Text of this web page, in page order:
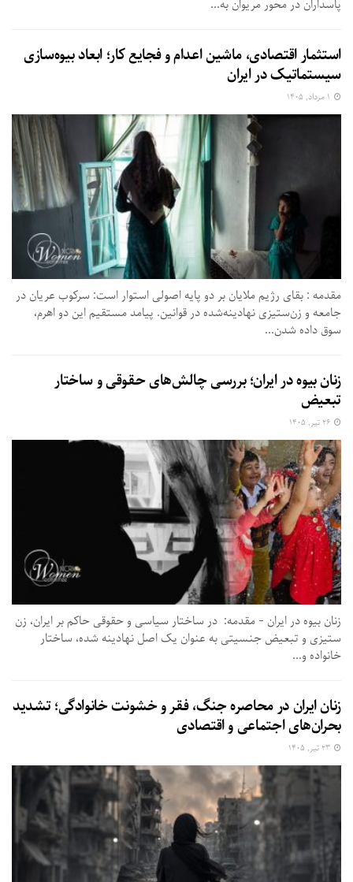
پاسداران در محور مریوان به...
استثمار اقتصادی، ماشین اعدام و فجایع کار؛ ابعاد بیوه‌سازی
سیستماتیک در ایران
مقدمه : بقای رژیم ملایان بر دو پایه اصولی استوار است: سرکوب عریان در
جامعه و زن‌ستیزی نهادینه‌شده در قوانین. پیامد مستقیم این دو اهرم،
سوق داده شدن...
زنان بیوه در ایران؛ بررسی چالش‌های حقوقی و ساختار
تبعیض
زنان بیوه در ایران - مقدمه: در ساختار سیاسی و حقوقی حاکم بر ایران، زن
ستیزی و تبعیض جنسیتی به عنوان یک اصل نهادینه شده، ساختار
خانواده و...
زنان ایران در محاصره جنگ، فقر و خشونت خانوادگی؛ تشدید
بحران‌های اجتماعی و اقتصادی